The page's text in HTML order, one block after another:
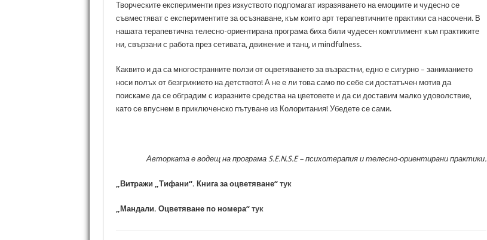
Творческите експерименти през изкуството подпомагат изразяването на емоциите и чудесно се
съвместяват с експериментите за осъзнаване, към които арт терапевтичните практики са насочени. В
нашата терапевтична телесно-ориентирана програма биха били чудесен комплимент към практиките
ни, свързани с работа през сетивата, движение и танц, и mindfulness.
Каквито и да са многостранните ползи от оцветяването за възрастни, едно е сигурно – заниманието
носи полъх от безгрижието на детството! А не е ли това само по себе си достатъчен мотив да
поискаме да се обградим с изразните средства на цветовете и да си доставим малко удоволствие,
като се впуснем в приключенско пътуване из Колоритания! Убедете се сами.
Авторката е водещ на програма S.E.N.S.E – психотерапия и телесно-ориентирани практики.
„Витражи „Тифани“. Книга за оцветяване“ тук
„Мандали. Оцветяване по номера“ тук